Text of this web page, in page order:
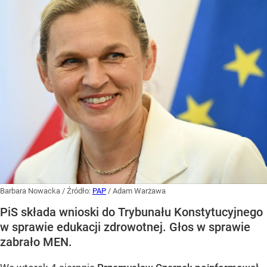
Barbara Nowacka / Źródło: PAP / Adam Warżawa
PiS składa wnioski do Trybunału Konstytucyjnego
w sprawie edukacji zdrowotnej. Głos w sprawie
zabrało MEN.